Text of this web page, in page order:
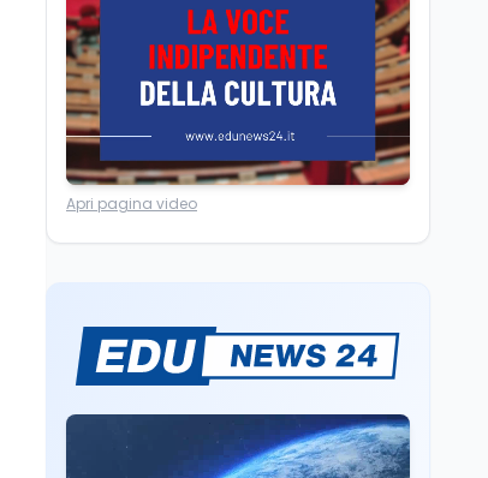
Sud triplica
Cultura6 ago
Francesco Guccini si è
spento a Pàvana: addio
Ricerca6 ago
Un secolo di Warburg: il
Il rivelatore che 'vede' i
reattori spenti
roccia
Scuola6 ago
Apri pagina video